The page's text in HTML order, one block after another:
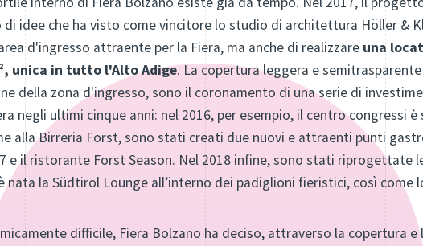
di idee che ha visto come vincitore lo studio di architettura Höller &
d'ingresso attraente per la Fiera, ma anche di realizzare una
unica in tutto l'Alto Adige. La copertura leggera e
della zona d'ingresso, sono il coronamento di una serie di
negli ultimi cinque anni: nel 2016, per esempio, il centro congressi
alla Birreria Forst, sono stati creati due nuovi e attraenti punti
e il ristorante Forst Season. Nel 2018 infine, sono stati riprogettate
nata la Südtirol Lounge all’interno dei padiglioni fieristici, così come
difficile, Fiera Bolzano ha deciso, attraverso la copertura